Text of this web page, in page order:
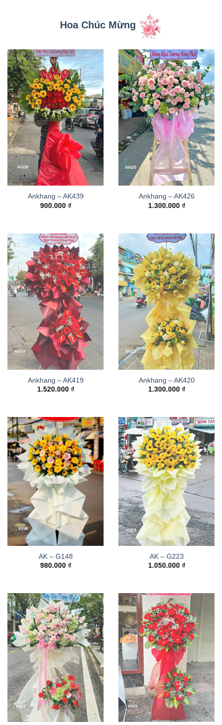
Hoa Chúc Mừng
Ankhang – AK439
900.000 ₫
Ankhang – AK426
1.300.000 ₫
Ankhang – AK419
1.520.000 ₫
Ankhang – AK420
1.300.000 ₫
AK – G148
980.000 ₫
AK – G223
1.050.000 ₫